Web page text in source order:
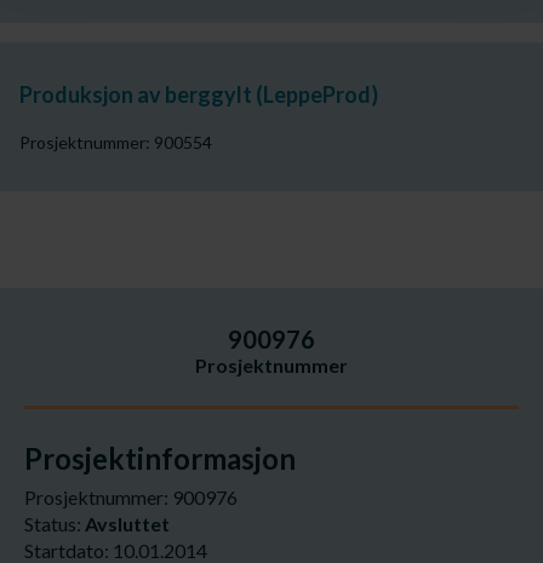
Produksjon av berggylt (LeppeProd)
Prosjektnummer: 900554
900976
Prosjektnummer
Prosjektinformasjon
Prosjektnummer: 900976
Status: Avsluttet
Startdato: 10.01.2014